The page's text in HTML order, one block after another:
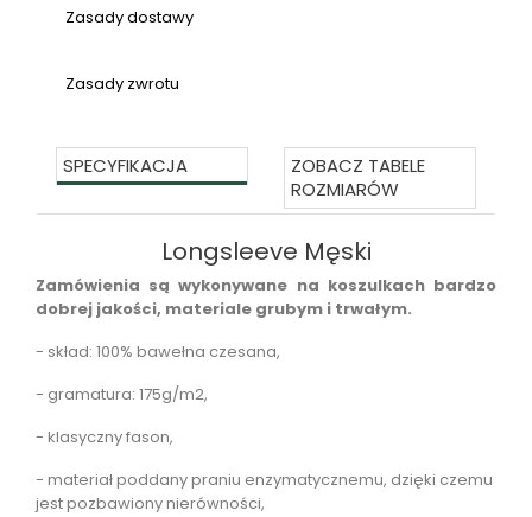
Zasady dostawy
Zasady zwrotu
SPECYFIKACJA
ZOBACZ TABELE
ROZMIARÓW
Longsleeve Męski
Zamówienia są wykonywane na koszulkach bardzo
dobrej jakości, materiale grubym i trwałym.
- skład: 100% bawełna czesana,
- gramatura: 175g/m2,
- klasyczny fason,
- materiał poddany praniu enzymatycznemu, dzięki czemu
jest pozbawiony nierówności,